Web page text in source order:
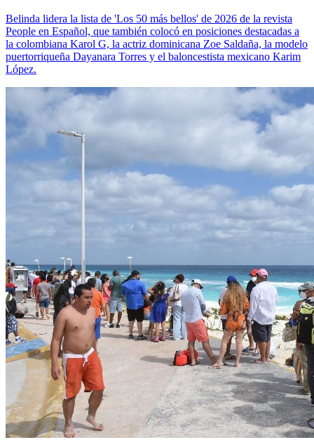
Belinda lidera la lista de 'Los 50 más bellos' de 2026 de la revista
People en Español, que también colocó en posiciones destacadas a
la colombiana Karol G, la actriz dominicana Zoe Saldaña, la modelo
puertorriqueña Dayanara Torres y el baloncestista mexicano Karim
López.